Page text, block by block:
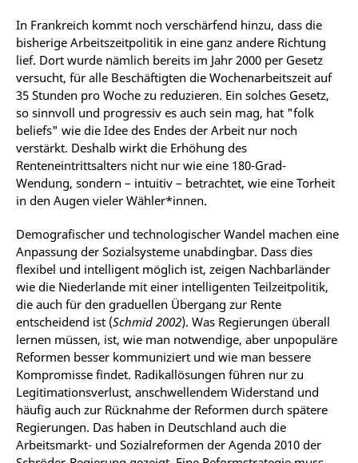
In Frankreich kommt noch verschärfend hinzu, dass die
bisherige Arbeitszeitpolitik in eine ganz andere Richtung
lief. Dort wurde nämlich bereits im Jahr 2000 per Gesetz
versucht, für alle Beschäftigten die Wochenarbeitszeit auf
35 Stunden pro Woche zu reduzieren. Ein solches Gesetz,
so sinnvoll und progressiv es auch sein mag, hat "folk
beliefs" wie die Idee des Endes der Arbeit nur noch
verstärkt. Deshalb wirkt die Erhöhung des
Renteneintrittsalters nicht nur wie eine 180-Grad-
Wendung, sondern – intuitiv – betrachtet, wie eine Torheit
in den Augen vieler Wähler*innen.
Demografischer und technologischer Wandel machen eine
Anpassung der Sozialsysteme unabdingbar. Dass dies
flexibel und intelligent möglich ist, zeigen Nachbarländer
wie die Niederlande mit einer intelligenten Teilzeitpolitik,
die auch für den graduellen Übergang zur Rente
entscheidend ist (Schmid 2002). Was Regierungen überall
lernen müssen, ist, wie man notwendige, aber unpopuläre
Reformen besser kommuniziert und wie man bessere
Kompromisse findet. Radikallösungen führen nur zu
Legitimationsverlust, anschwellendem Widerstand und
häufig auch zur Rücknahme der Reformen durch spätere
Regierungen. Das haben in Deutschland auch die
Arbeitsmarkt- und Sozialreformen der Agenda 2010 der